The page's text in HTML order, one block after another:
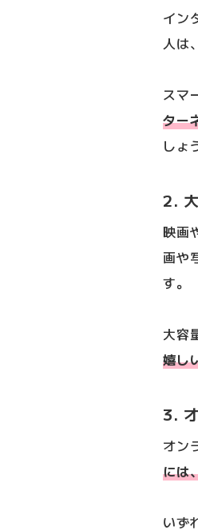
イン
人は
スマ
ター
しょ
2.
映画
画や
す。
大容
嬉し
3.
オン
には
いず